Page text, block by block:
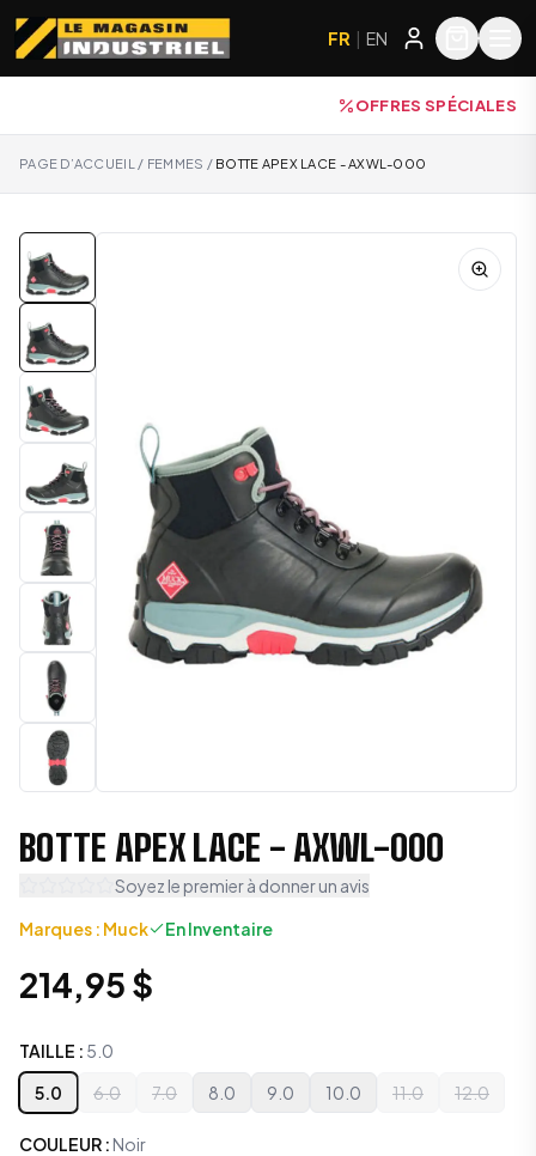
FR | EN
OFFRES SPÉCIALES
PAGE D’ACCUEIL / FEMMES / BOTTE APEX LACE - AXWL-000
BOTTE APEX LACE - AXWL-000
Soyez le premier à donner un avis
Marques : Muck En Inventaire
214,95 $
TAILLE : 5.0
5.0
6.0 7.0 8.0 9.0 10.0 11.0 12.0
COULEUR : Noir